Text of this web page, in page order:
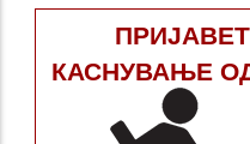
КАСНУВАЊЕ